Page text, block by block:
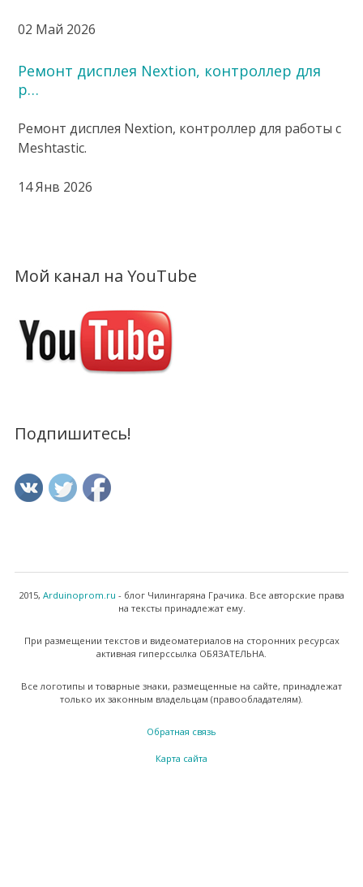
02 Май 2026
Ремонт дисплея Nextion, контроллер для
р…
Ремонт дисплея Nextion, контроллер для работы с
Meshtastic.
14 Янв 2026
Мой канал на YouTube
Подпишитесь!
2015, Arduinoprom.ru - блог Чилингаряна Грачика. Все авторские права
на тексты принадлежат ему.
При размещении текстов и видеоматериалов на сторонних ресурсах
активная гиперссылка ОБЯЗАТЕЛЬНА.
Все логотипы и товарные знаки, размещенные на сайте, принадлежат
только их законным владельцам (правообладателям).
Обратная связь
Карта сайта